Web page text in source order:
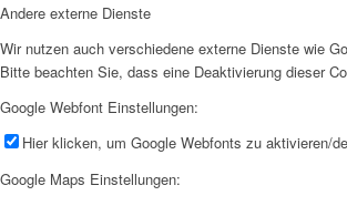
Andere externe Dienste
Wir nutzen auch verschiedene externe Dienste wie
Bitte beachten Sie, dass eine Deaktivierung dieser
Google Webfont Einstellungen:
Hier klicken, um Google Webfonts zu aktivieren/
Google Maps Einstellungen: